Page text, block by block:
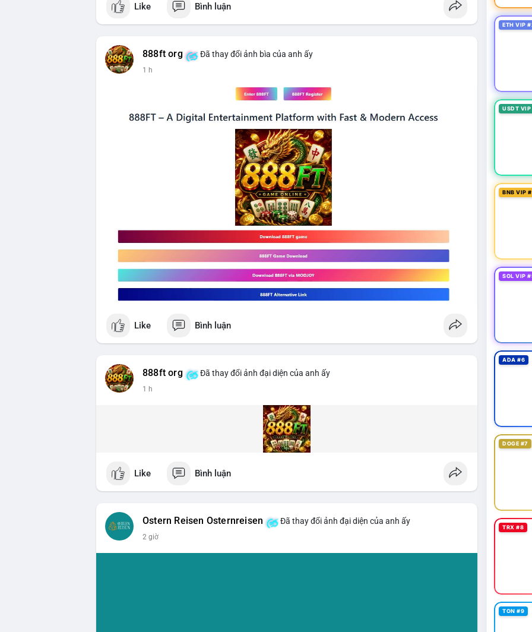
$btc
📰 Nguồn: CoinDesk
Like Bình luận
888ft org Đã thay đổi ảnh bìa của anh ấy
1 h
Like Bình luận
888ft org Đã thay đổi ảnh đại diện của anh ấy
1 h
Like Bình luận
Ostern Reisen Osternreisen Đã thay đổi ảnh đại diện của anh ấy
2 giờ
ETH VIP
USDT
BNB VIP
SOL VIP
ADA #6
DOGE #7
TRX #8
TON #9